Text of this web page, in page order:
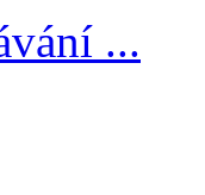
...